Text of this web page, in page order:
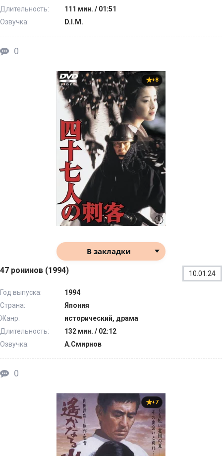
Длительность:
111 мин. / 01:51
Озвучка:
D.I.M.
0
+8
В закладки
47 ронинов (1994) 10.01.24
Год выпуска:
1994
Страна:
Япония
Жанр:
исторический, драма
Длительность:
132 мин. / 02:12
Озвучка:
А.Смирнов
0
+7